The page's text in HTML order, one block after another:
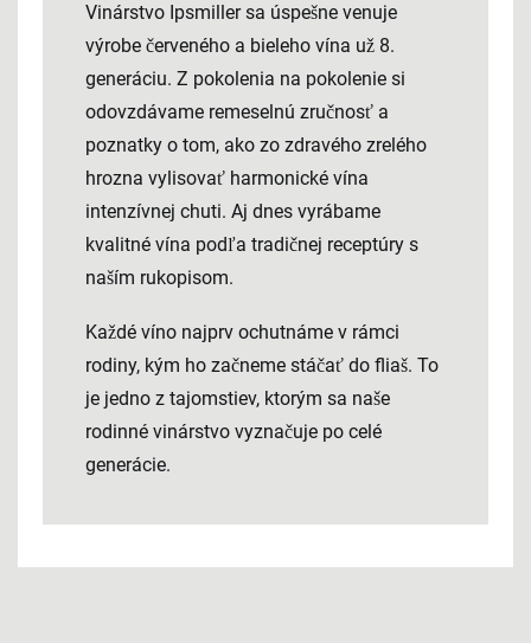
Vinárstvo Ipsmiller sa úspešne venuje
výrobe červeného a bieleho vína už 8.
generáciu. Z pokolenia na pokolenie si
odovzdávame remeselnú zručnosť a
poznatky o tom, ako zo zdravého zrelého
hrozna vylisovať harmonické vína
intenzívnej chuti. Aj dnes vyrábame
kvalitné vína podľa tradičnej receptúry s
naším rukopisom.
Každé víno najprv ochutnáme v rámci
rodiny, kým ho začneme stáčať do fliaš. To
je jedno z tajomstiev, ktorým sa naše
rodinné vinárstvo vyznačuje po celé
generácie.